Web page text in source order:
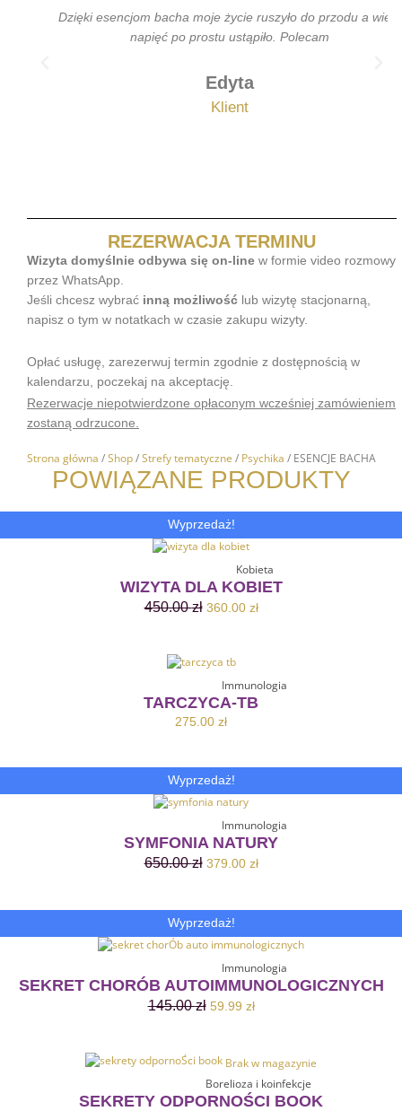
Dzięki esencjom bacha moje życie ruszyło do przodu a wiele
napięć po prostu ustąpiło. Polecam
Edyta
Klient
REZERWACJA TERMINU
Wizyta domyślnie odbywa się on-line w formie video rozmowy
przez WhatsApp.
Jeśli chcesz wybrać inną możliwość lub wizytę stacjonarną,
napisz o tym w notatkach w czasie zakupu wizyty.
Opłać usługę, zarezerwuj termin zgodnie z dostępnością w
kalendarzu, poczekaj na akceptację.
Rezerwacje niepotwierdzone opłaconym wcześniej zamówieniem
zostaną odrzucone.
Strona główna /Shop/Strefy tematyczne / Psychika / ESENCJE BACHA
POWIĄZANE PRODUKTY
Wyprzedaż!
Kobieta
WIZYTA DLA KOBIET
450.00zł
Pierwotna
cena
450.00 zł.
360.00 zł
cena
360.00 zł.
Immunologia
TARCZYCA-TB
275.00 zł
Wyprzedaż!
Immunologia
SYMFONIA NATURY
650.00zł
Pierwotna
cena
wynosiła:
650.00 zł.
379.00 zł
cena
379.00 zł.
Wyprzedaż!
Immunologia
SEKRET CHORÓB AUTOIMMUNOLOGICZNYCH
145.00zł
Pierwotna
cena
145.00 zł.
59.99 zł
cena
wynosi:
59.99 zł.
Brak w magazynie
Borelioza i koinfekcje
SEKRETY ODPORNOŚCI BOOK